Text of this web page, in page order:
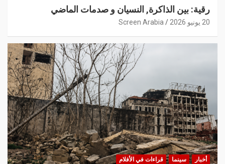
رقية: بين الذاكرة, النسيان و صدمات الماضي
20 يونيو 2026 Screen Arabia
أخبار سينما قراءات في الأفلام